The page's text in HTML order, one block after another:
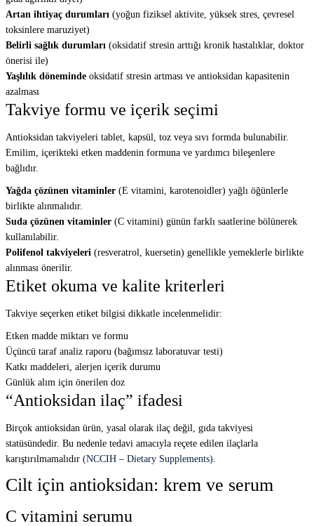
Artan ihtiyaç durumları (yoğun fiziksel aktivite, yüksek stres, çevresel
toksinlere maruziyet)
Belirli sağlık durumları (oksidatif stresin arttığı kronik hastalıklar, doktor
önerisi ile)
Yaşlılık döneminde oksidatif stresin artması ve antioksidan kapasitenin
azalması
Takviye formu ve içerik seçimi
Antioksidan takviyeleri tablet, kapsül, toz veya sıvı formda bulunabilir.
Emilim, içerikteki etken maddenin formuna ve yardımcı bileşenlere
bağlıdır.
Yağda çözünen vitaminler (E vitamini, karotenoidler) yağlı öğünlerle
birlikte alınmalıdır.
Suda çözünen vitaminler (C vitamini) günün farklı saatlerine bölünerek
kullanılabilir.
Polifenol takviyeleri (resveratrol, kuersetin) genellikle yemeklerle birlikte
alınması önerilir.
Etiket okuma ve kalite kriterleri
Takviye seçerken etiket bilgisi dikkatle incelenmelidir:
Etken madde miktarı ve formu
Üçüncü taraf analiz raporu (bağımsız laboratuvar testi)
Katkı maddeleri, alerjen içerik durumu
Günlük alım için önerilen doz
“Antioksidan ilaç” ifadesi
Birçok antioksidan ürün, yasal olarak ilaç değil, gıda takviyesi
statüsündedir. Bu nedenle tedavi amacıyla reçete edilen ilaçlarla
karıştırılmamalıdır (NCCIH – Dietary Supplements).
Cilt için antioksidan: krem ve serum
C vitamini serumu